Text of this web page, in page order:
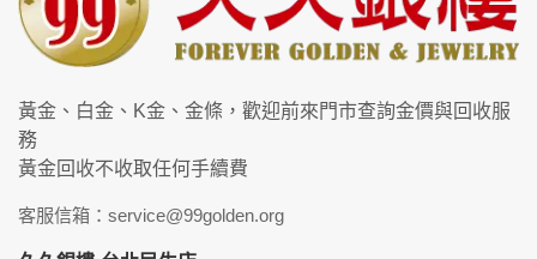
黃金、白金、K金、金條，歡迎前來門市查詢金價與回收服
務
黃金回收不收取任何手續費
客服信箱：service@99golden.org